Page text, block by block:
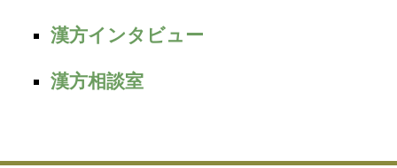
漢方インタビュー
漢方相談室